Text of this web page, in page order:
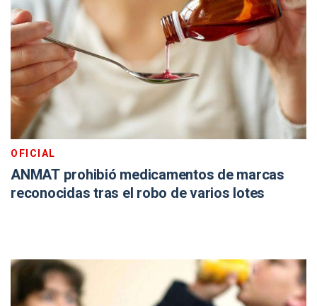
OFICIAL
ANMAT prohibió medicamentos de marcas
reconocidas tras el robo de varios lotes